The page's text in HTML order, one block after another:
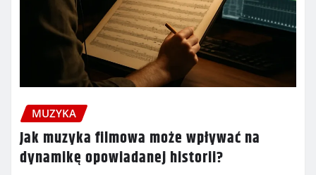
MUZYKA
Jak muzyka filmowa może wpływać na
dynamikę opowiadanej historii?